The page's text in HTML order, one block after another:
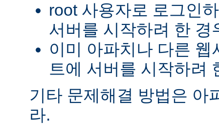
root 사용자로 로그인
서버를 시작하려 한 경
이미 아파치나 다른
트에 서버를 시작하려
기타 문제해결 방법은 아
라.